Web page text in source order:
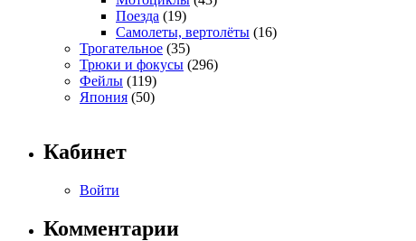
Поезда (19)
Самолеты, вертолёты (16)
Трогательное (35)
Трюки и фокусы (296)
Фейлы (119)
Япония (50)
Кабинет
Войти
Комментарии